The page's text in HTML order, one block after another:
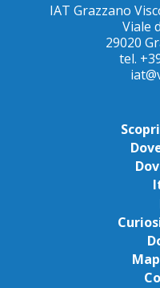
IAT Grazzano
Viale
29020
tel.